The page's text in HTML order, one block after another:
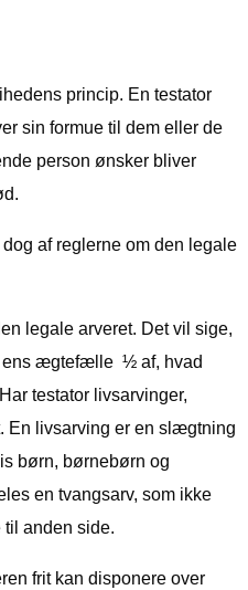
princip. En testator
sin formue til dem eller de
person ønsker bliver
af reglerne om den legale
legale arveret. Det vil sige,
ens ægtefælle ½ af, hvad
testator livsarvinger,
En livsarving er en slægtning
børn, børnebørn og
en tvangsarv, som ikke
til anden side.
frit kan disponere over